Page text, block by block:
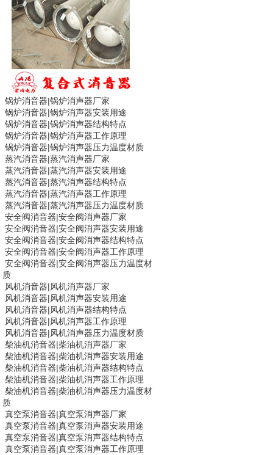
锅炉消音器|锅炉消声器厂家
锅炉消音器|锅炉消声器安装用途
锅炉消音器|锅炉消声器结构特点
锅炉消音器|锅炉消声器工作原理
锅炉消音器|锅炉消声器压力温度材质
蒸汽消音器|蒸汽消声器厂家
蒸汽消音器|蒸汽消声器安装用途
蒸汽消音器|蒸汽消声器结构特点
蒸汽消音器|蒸汽消声器工作原理
蒸汽消音器|蒸汽消声器压力温度材质
安全阀消音器|安全阀消声器厂家
安全阀消音器|安全阀消声器安装用途
安全阀消音器|安全阀消声器结构特点
安全阀消音器|安全阀消声器工作原理
安全阀消音器|安全阀消声器压力温度材
质
风机消音器|风机消声器厂家
风机消音器|风机消声器安装用途
风机消音器|风机消声器结构特点
风机消音器|风机消声器工作原理
风机消音器|风机消声器压力温度材质
柴油机消音器|柴油机消声器厂家
柴油机消音器|柴油机消声器安装用途
柴油机消音器|柴油机消声器结构特点
柴油机消音器|柴油机消声器工作原理
柴油机消音器|柴油机消声器压力温度材
质
真空泵消音器|真空泵消声器厂家
真空泵消音器|真空泵消声器安装用途
真空泵消音器|真空泵消声器结构特点
真空泵消音器|真空泵消声器工作原理